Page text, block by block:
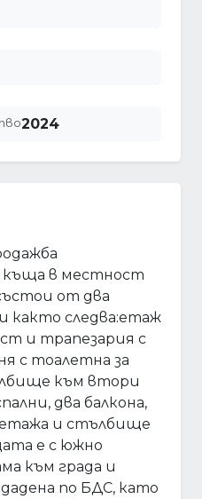
2024
къща в местност
от два
както следва:етаж
и трапезария с
с тоалетна за
към втори
два балкона,
етажа и стълбище
е с южно
към града и
по БДС, като